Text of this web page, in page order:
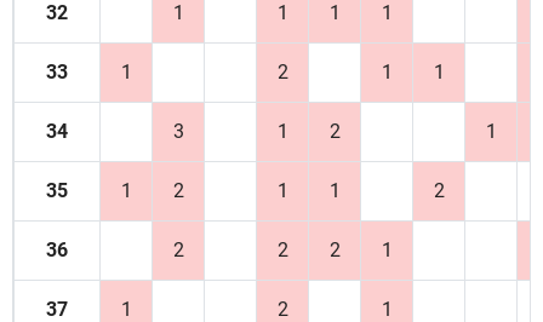
32 1 1 1 1
33 1 2 1 1
34 3 1 2 1
35 1 2 1 1 2
36 2 2 2 1
37 1 2 1